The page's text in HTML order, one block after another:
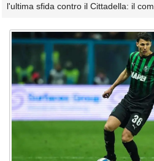
l'ultima sfida contro il Cittadella: il